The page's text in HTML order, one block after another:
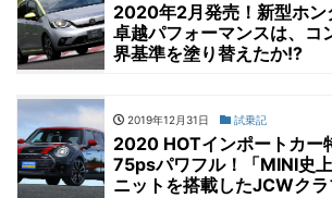
2020年2月発売！新型ホン
卓越パフォーマンスは、コ
界基準を塗り替えたか!?
2019年12月31日 試乗記
2020 HOTインポートカー
75psパワフル！「MINI史
ニットを搭載したJCWク